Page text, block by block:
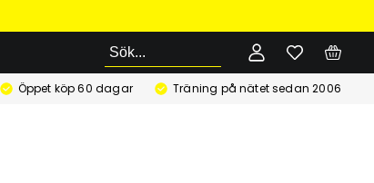
Sök
Öppet köp 60 dagar Träning på nätet sedan 2006